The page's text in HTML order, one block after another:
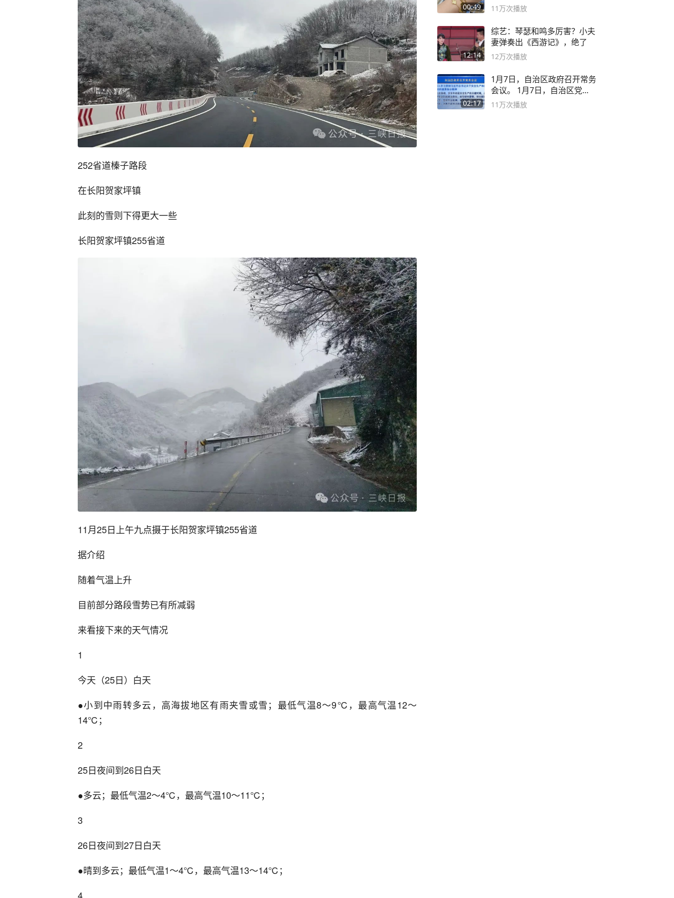
252省道榛子路段
在长阳贺家坪镇
此刻的雪则下得更大一些
长阳贺家坪镇255省道
11月25日上午九点摄于长阳贺家坪镇255省道
据介绍
随着气温上升
目前部分路段雪势已有所减弱
来看接下来的天气情况
1
今天（25日）白天
●小到中雨转多云，高海拔地区有雨夹雪或雪；最低气温8～9℃，最高气温12～
14℃；
2
25日夜间到26日白天
●多云；最低气温2～4℃，最高气温10～11℃；
3
26日夜间到27日白天
●晴到多云；最低气温1～4℃，最高气温13～14℃；
4
00:49 😭
11万次播放
12:14
综艺：琴瑟和鸣多厉害？小夫
妻弹奏出《西游记》，绝了
12万次播放
02:17
1月7日，自治区政府召开常务
会议。 1月7日，自治区党委
副书记
11万次播放